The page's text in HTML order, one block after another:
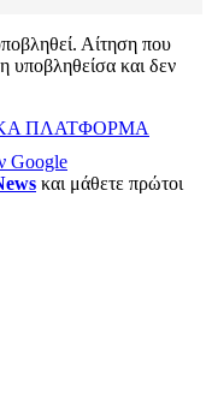
Αίτηση που
υποβληθείσα και δεν
ΠΛΑΤΦΟΡΜΑ
Google
και μάθετε πρώτοι